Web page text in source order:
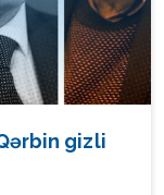
gizli